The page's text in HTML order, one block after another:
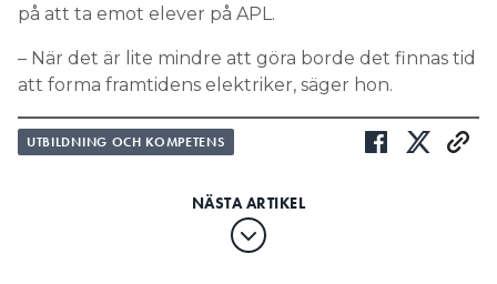
på att ta emot elever på APL.
– När det är lite mindre att göra borde det finnas tid
att forma framtidens elektriker, säger hon.
UTBILDNING OCH KOMPETENS